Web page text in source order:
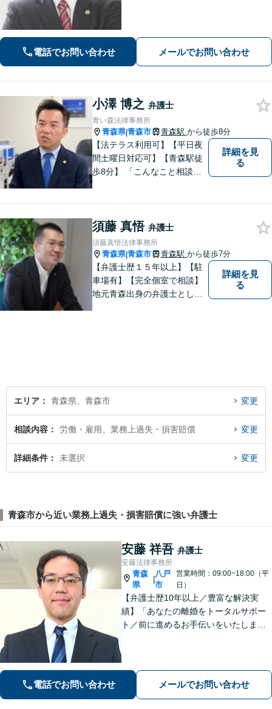
電話でお問い合わせ メールでお問い合わせ
小澤 博之 弁護士
青い森法律事務所
青森県|青森市 青森駅 から徒歩8分
【法テラス利用可】【平日夜
間土曜日対応可】【青森駅徒
歩8分】 「こんなこと相談し
い。 皆様が抱えている問題に
真摯に向き合い、ともに解決
いたします。
詳細を見
る
須藤 真悟 弁護士
須藤真悟法律事務所
青森県|青森市 青森駅 から徒歩7分
【弁護士歴１５年以上】【駐
車場有】【完全個室で相談】
地元青森出身の弁護士とし
っています。
詳細を見
る
エリア 青森県、青森市 変更
相談内容 労働・雇用、業務上過失・損害賠償 変更
詳細条件 未選択 変更
青森市から近い業務上過失・損害賠償に強い弁護士
安藤 祥吾 弁護士
安藤法律事務所
青森
県
|
八戸
市
営業時間：09:00~18:00（平
日）
【弁護士歴10年以上／豊富な解決実
績】「あなたの離婚をトータルサポー
ト／前に進めるお手伝いをいたしま
い」【秘密厳守】【休日・夜間相談あ
電話でお問い合わせ メールでお問い合わせ